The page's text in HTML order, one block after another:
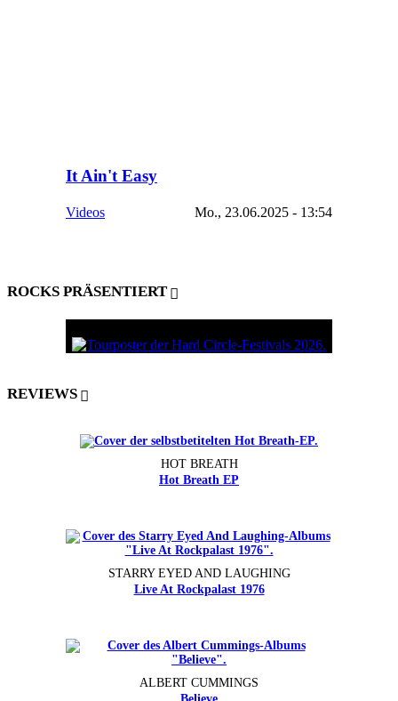
It Ain't Easy
Videos Mo., 23.06.2025 - 13:54
ROCKS PRÄSENTIERT
REVIEWS
HOT BREATH
Hot Breath EP
STARRY EYED AND LAUGHING
Live At Rockpalast 1976
ALBERT CUMMINGS